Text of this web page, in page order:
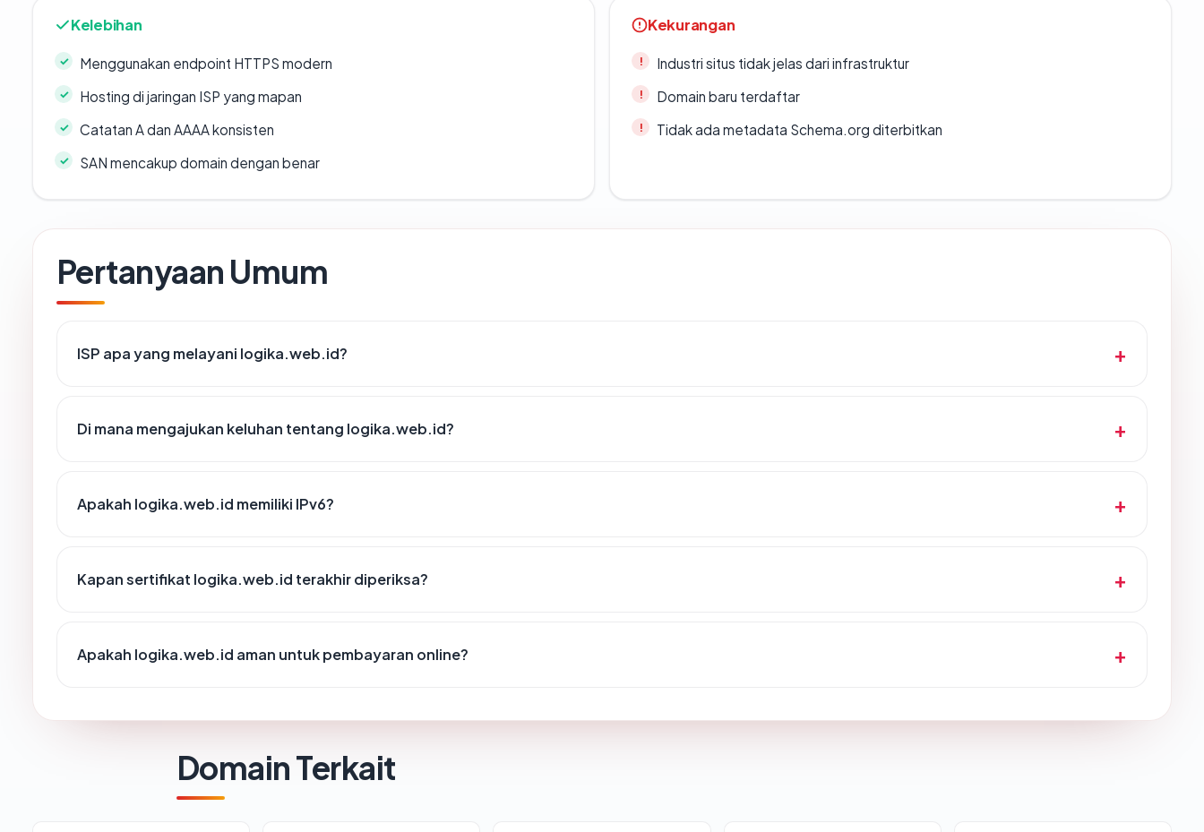
Kelebihan
Menggunakan endpoint HTTPS modern
Hosting di jaringan ISP yang mapan
Catatan A dan AAAA konsisten
SAN mencakup domain dengan benar
Kekurangan
Industri situs tidak jelas dari infrastruktur
Domain baru terdaftar
Tidak ada metadata Schema.org diterbitkan
Pertanyaan Umum
ISP apa yang melayani logika.web.id?
Di mana mengajukan keluhan tentang logika.web.id?
Apakah logika.web.id memiliki IPv6?
Kapan sertifikat logika.web.id terakhir diperiksa?
Apakah logika.web.id aman untuk pembayaran online?
Domain Terkait